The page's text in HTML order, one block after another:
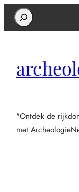
Search
"Ontdek de
met